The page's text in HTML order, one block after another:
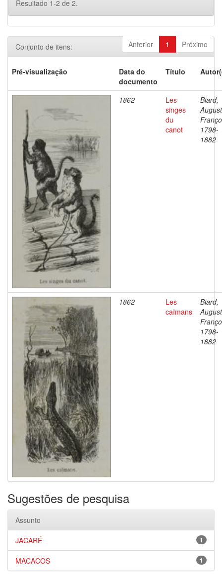
Resultado 1-2 de 2.
Anterior 1 Próximo
Conjunto de itens:
Pré-visualização
Data do
documento
Título
1862
Les
singes
du
canot
Biard,
1798-
1882
1862
Les
caïmans
Biard,
1798-
1882
Sugestões de pesquisa
Assunto
1
JACARÉ
1
MACACOS